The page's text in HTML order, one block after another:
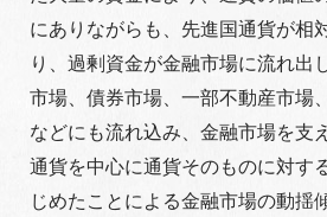
にありながらも、先進国通貨が相
り、過剰資金が金融市場に流れ出
市場、債券市場、一部不動産市場
などにも流れ込み、金融市場を支
通貨を中心に通貨そのものに対す
じめたことによる金融市場の動揺